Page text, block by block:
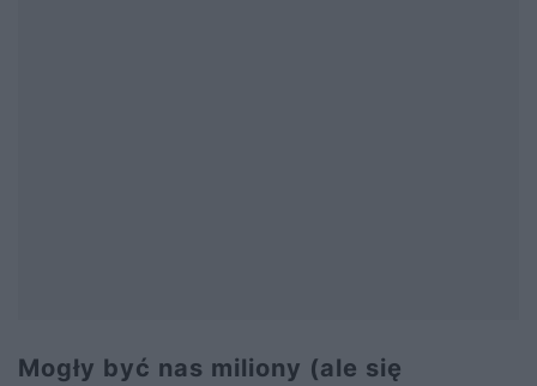
Mogły być nas miliony (ale się